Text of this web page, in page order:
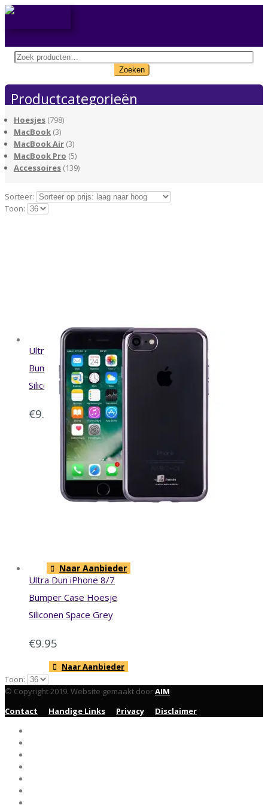
Zoeken
Zoeken
Sorteer:
Toon:
Naar Aanbieder
Ultradun iPhone 8/7 Plus
Bumper Case Hoesje
Siliconen Spacegrey
€9.95
Naar Aanbieder
Naar Aanbieder
Ultra Dun iPhone 8/7
Bumper Case Hoesje
Siliconen Space Grey
€9.95
Naar Aanbieder
Toon:
Productcategorieën
Hoesjes (798)
MacBook (3)
MacBook Air (3)
MacBook Pro (5)
Accessoires (139)
© Copyright 2019. Website gemaakt doorAIM
Contact
Handige Links Privacy
Disclaimer